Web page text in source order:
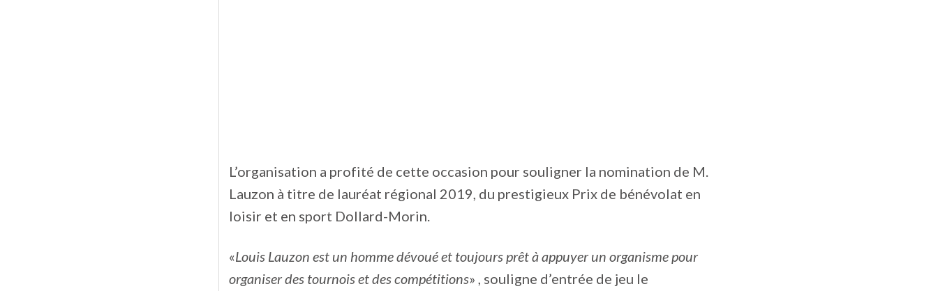
L’organisation a profité de cette occasion pour souligner la nomination de M.
Lauzon à titre de lauréat régional 2019, du prestigieux Prix de bénévolat en
loisir et en sport Dollard-Morin.
«Louis Lauzon est un homme dévoué et toujours prêt à appuyer un organisme pour
organiser des tournois et des compétitions» , souligne d’entrée de jeu le